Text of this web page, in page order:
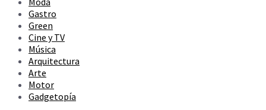
Gastro
Green
Cine y TV
Música
Arquitectura
Arte
Motor
Gadgetopía